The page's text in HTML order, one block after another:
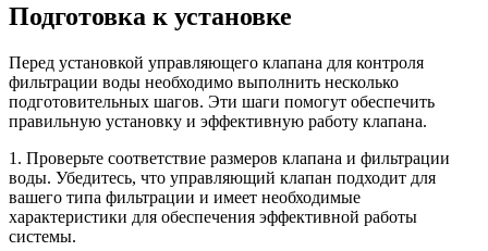
Подготовка к установке
Перед установкой управляющего клапана для контроля
фильтрации воды необходимо выполнить несколько
подготовительных шагов. Эти шаги помогут обеспечить
правильную установку и эффективную работу клапана.
1. Проверьте соответствие размеров клапана и фильтрации
воды. Убедитесь, что управляющий клапан подходит для
вашего типа фильтрации и имеет необходимые
характеристики для обеспечения эффективной работы
системы.